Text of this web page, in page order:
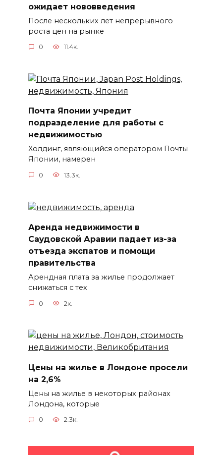
ожидает нововведения
После нескольких лет непрерывного
роста цен на рынке
0 11.4к.
Почта Японии учредит
подразделение для работы с
недвижимостью
Холдинг, являющийся оператором Почты
Японии, намерен
0 13.3к.
Аренда недвижимости в
Саудовской Аравии падает из-за
отъезда экспатов и помощи
правительства
Арендная плата за жилье продолжает
снижаться с тех
0 2к.
Цены на жилье в Лондоне просели
на 2,6%
Цены на жилье в некоторых районах
Лондона, которые
0 2.3к.